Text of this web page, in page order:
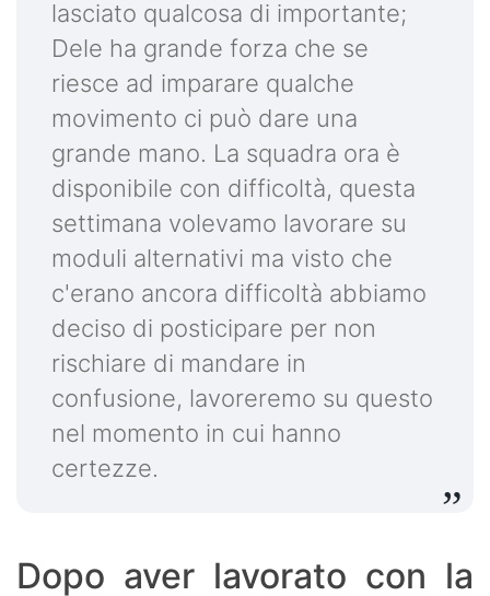
lasciato qualcosa di importante;
Dele ha grande forza che se
riesce ad imparare qualche
movimento ci può dare una
grande mano. La squadra ora è
disponibile con difficoltà, questa
settimana volevamo lavorare su
moduli alternativi ma visto che
c'erano ancora difficoltà abbiamo
deciso di posticipare per non
rischiare di mandare in
confusione, lavoreremo su questo
nel momento in cui hanno
certezze.
Dopo aver lavorato con la